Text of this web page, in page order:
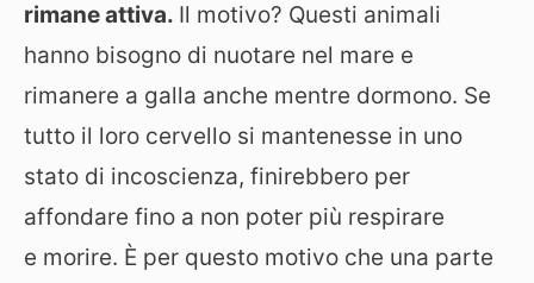
rimane attiva. Il motivo? Questi animali
hanno bisogno di nuotare nel mare e
rimanere a galla anche mentre dormono. Se
tutto il loro cervello si mantenesse in uno
stato di incoscienza, finirebbero per
affondare fino a non poter più respirare
e morire. È per questo motivo che una parte